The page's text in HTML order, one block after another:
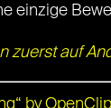
einzige
zuerst auf
by